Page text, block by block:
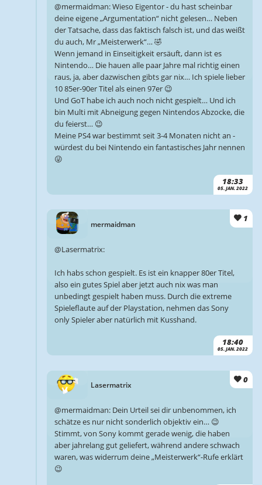
18:33
05. JAN. 2022
@mermaidman: Wieso Eigentor - du hast scheinbar
deine eigene „Argumentation“ nicht gelesen… Neben
der Tatsache, dass das faktisch falsch ist, und das weißt
du auch, Mr „Meisterwerk“… 🤣
Wenn jemand in Einseitigkeit ersäuft, dann ist es
Nintendo… Die hauen alle paar Jahre mal richtig einen
raus, ja, aber dazwischen gibts gar nix… Ich spiele lieber
10 85er-90er Titel als einen 97er 😉
Und GoT habe ich auch noch nicht gespielt… Und ich
bin Multi mit Abneigung gegen Nintendos Abzocke, die
du feierst… 😉
Meine PS4 war bestimmt seit 3-4 Monaten nicht an -
würdest du bei Nintendo ein fantastisches Jahr nennen
😜
mermaidman
1
18:40
05. JAN. 2022
@Lasermatrix:
Ich habs schon gespielt. Es ist ein knapper 80er Titel,
also ein gutes Spiel aber jetzt auch nix was man
unbedingt gespielt haben muss. Durch die extreme
Spieleflaute auf der Playstation, nehmen das Sony
only Spieler aber natürlich mit Kusshand.
Lasermatrix
0
@mermaidman: Dein Urteil sei dir unbenommen, ich
schätze es nur nicht sonderlich objektiv ein… 😉
Stimmt, von Sony kommt gerade wenig, die haben
aber jahrelang gut geliefert, während andere schwach
waren, was widerrum deine „Meisterwerk“-Rufe erklärt
😉